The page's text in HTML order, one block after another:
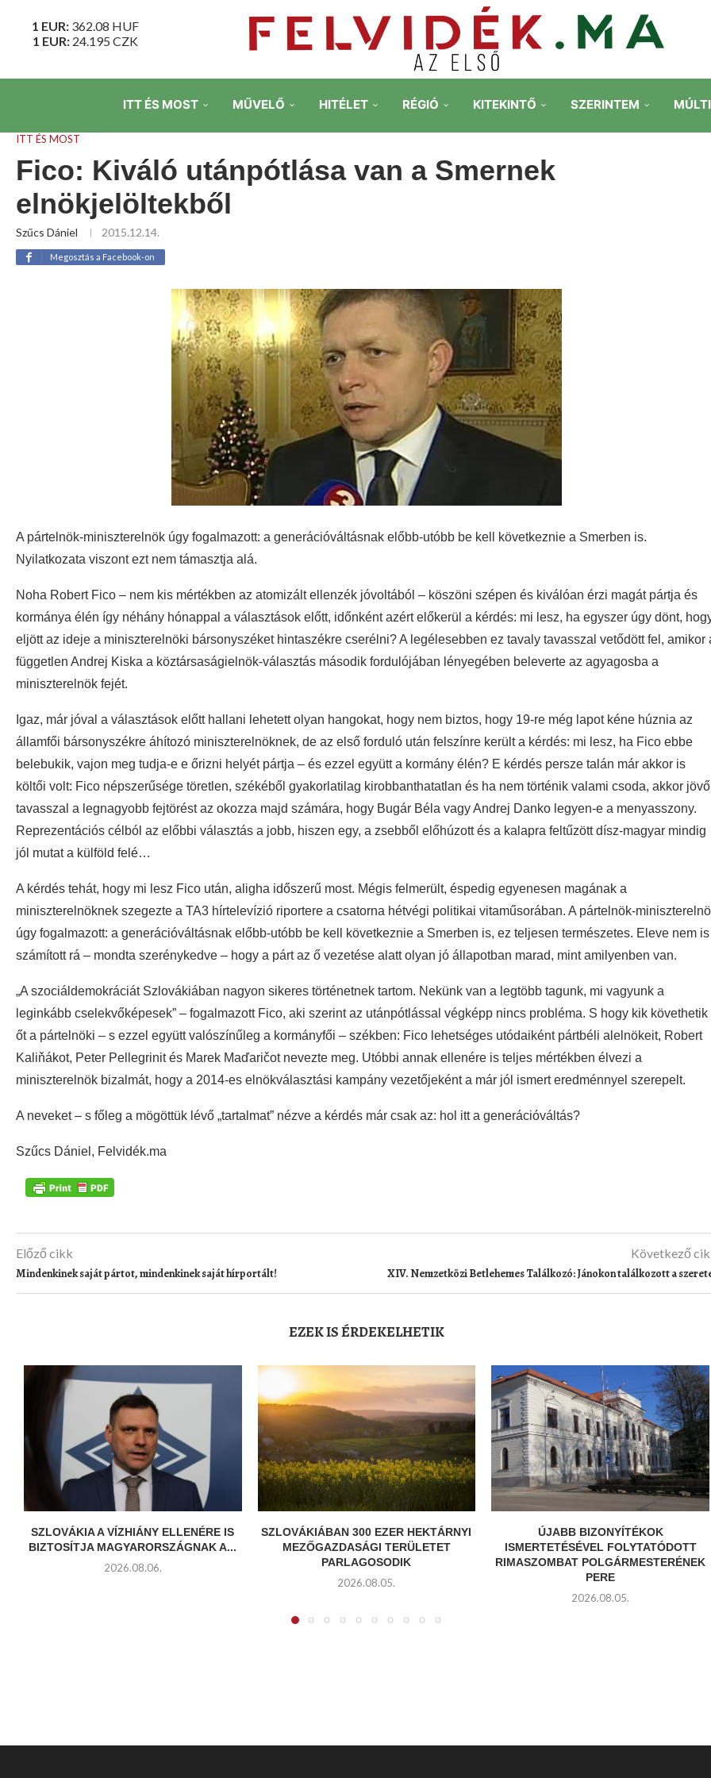
1 EUR: 362.08 HUF
1 EUR: 24.195 CZK
ITT ÉS MOST MŰVELŐ HITÉLET RÉGIÓ KITEKINTŐ SZERINTEM
ITT ÉS MOST
Fico: Kiváló utánpótlása van a Smernek
elnökjelöltekből
Szűcs Dániel 2015.12.14.
Megosztás a Facebook-on
A pártelnök-miniszterelnök úgy fogalmazott: a generációváltásnak előbb-utóbb be kell következnie a Smerben is.
Nyilatkozata viszont ezt nem támasztja alá.
Noha Robert Fico – nem kis mértékben az atomizált ellenzék jóvoltából – köszöni szépen és kiválóan érzi magát pártja és
kormánya élén így néhány hónappal a választások előtt, időnként azért előkerül a kérdés: mi lesz, ha egyszer úgy dönt,
eljött az ideje a miniszterelnöki bársonyszéket hintaszékre cserélni? A legélesebben ez tavaly tavasszal vetődött fel, amikor
független Andrej Kiska a köztársaságielnök-választás második fordulójában lényegében beleverte az agyagosba a
miniszterelnök fejét.
Igaz, már jóval a választások előtt hallani lehetett olyan hangokat, hogy nem biztos, hogy 19-re még lapot kéne húznia az
államfői bársonyszékre áhítozó miniszterelnöknek, de az első forduló után felszínre került a kérdés: mi lesz, ha Fico ebbe
belebukik, vajon meg tudja-e e őrizni helyét pártja – és ezzel együtt a kormány élén? E kérdés persze talán már akkor is
költői volt: Fico népszerűsége töretlen, székéből gyakorlatilag kirobbanthatatlan és ha nem történik valami csoda, akkor jövő
tavasszal a legnagyobb fejtörést az okozza majd számára, hogy Bugár Béla vagy Andrej Danko legyen-e a menyasszony.
Reprezentációs célból az előbbi választás a jobb, hiszen egy, a zsebből előhúzott és a kalapra feltűzött dísz-magyar mindig
jól mutat a külföld felé…
A kérdés tehát, hogy mi lesz Fico után, aligha időszerű most. Mégis felmerült, éspedig egyenesen magának a
miniszterelnöknek szegezte a TA3 hírtelevízió riportere a csatorna hétvégi politikai vitaműsorában. A pártelnök-
úgy fogalmazott: a generációváltásnak előbb-utóbb be kell következnie a Smerben is, ez teljesen természetes. Eleve nem is
számított rá – mondta szerénykedve – hogy a párt az ő vezetése alatt olyan jó állapotban marad, mint amilyenben van.
„A szociáldemokráciát Szlovákiában nagyon sikeres történetnek tartom. Nekünk van a legtöbb tagunk, mi vagyunk a
leginkább cselekvőképesek” – fogalmazott Fico, aki szerint az utánpótlással végképp nincs probléma. S hogy kik követhetik
őt a pártelnöki – s ezzel együtt valószínűleg a kormányfői – székben: Fico lehetséges utódaiként pártbéli alelnökeit, Robert
Kaliňákot, Peter Pellegrinit és Marek Maďaričot nevezte meg. Utóbbi annak ellenére is teljes mértékben élvezi a
miniszterelnök bizalmát, hogy a 2014-es elnökválasztási kampány vezetőjeként a már jól ismert eredménnyel szerepelt.
A neveket – s főleg a mögöttük lévő „tartalmat” nézve a kérdés már csak az: hol itt a generációváltás?
Szűcs Dániel, Felvidék.ma
Előző cikk
Mindenkinek saját pártot, mindenkinek saját hírportált!
Következő
XIV. Nemzetközi Betlehemes Találkozó: Jánokon találkozott a
EZEK IS ÉRDEKELHETIK
SZLOVÁKIA A VÍZHIÁNY ELLENÉRE IS
BIZTOSÍTJA MAGYARORSZÁGNAK A...
2026.08.06.
SZLOVÁKIÁBAN 300 EZER HEKTÁRNYI
MEZŐGAZDASÁGI TERÜLETET
PARLAGOSODIK
2026.08.05.
ÚJABB BIZONYÍTÉKOK
ISMERTETÉSÉVEL FOLYTATÓDOTT
RIMASZOMBAT POLGÁRMESTERÉNEK
PERE
2026.08.05.